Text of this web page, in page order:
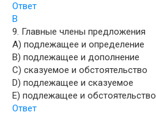
Ответ
B
9. Главные члены предложения
A) подлежащее и определение
B) подлежащее и дополнение
C) сказуемое и обстоятельство
D) подлежащее и сказуемое
E) подлежащее и обстоятельство
Ответ